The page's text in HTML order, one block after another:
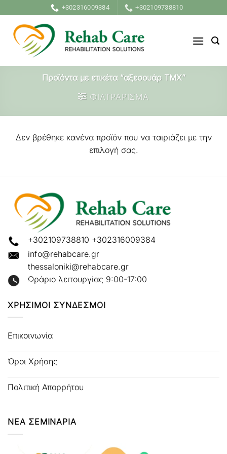
στο
περιεχόμενο
+302316009384 +302109738810
Προϊόντα με ετικέτα “αξεσουάρ TMX”
ΦΙΛΤΡΑΡΙΣΜΑ
Δεν βρέθηκε κανένα προϊόν που να ταιριάζει με την
επιλογή σας.
+302109738810 +302316009384
info@rehabcare.gr
thessaloniki@rehabcare.gr
Ωράριο λειτουργίας 9:00-17:00
ΧΡΗΣΙΜΟΙ ΣΥΝΔΕΣΜΟΙ
Επικοινωνία
Όροι Χρήσης
Πολιτική Απορρήτου
ΝΕΑ ΣΕΜΙΝΑΡΙΑ